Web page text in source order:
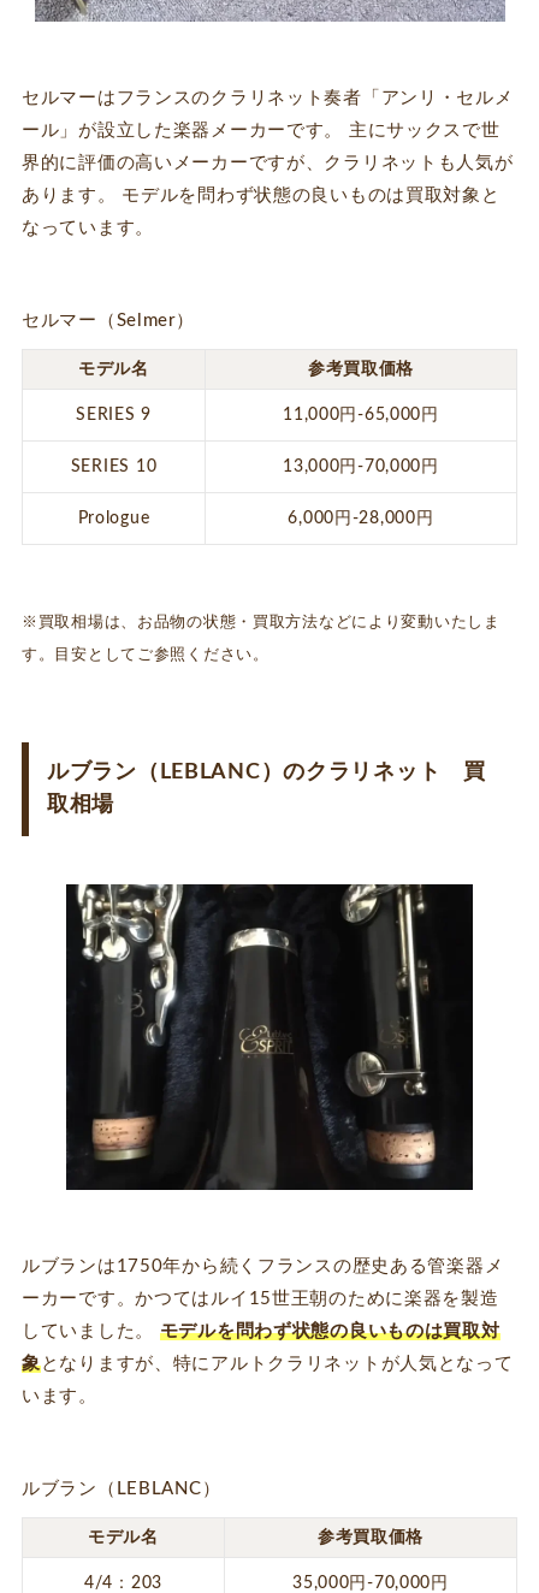
セルマーはフランスのクラリネット奏者「アンリ・セルメ
ール」が設立した楽器メーカーです。 主にサックスで世
界的に評価の高いメーカーですが、クラリネットも人気が
あります。 モデルを問わず状態の良いものは買取対象と
なっています。
セルマー（Selmer）
モデル名 参考買取価格
SERIES 9 11,000円-65,000円
SERIES 10 13,000円-70,000円
Prologue 6,000円-28,000円
※買取相場は、お品物の状態・買取方法などにより変動いたしま
す。目安としてご参照ください。
ルブラン（LEBLANC）のクラリネット 買
取相場
ルブランは1750年から続くフランスの歴史ある管楽器メ
ーカーです。かつてはルイ15世王朝のために楽器を製造
していました。 モデルを問わず状態の良いものは買取対
象となりますが、特にアルトクラリネットが人気となって
います。
ルブラン（LEBLANC）
モデル名 参考買取価格
4/4：203 35,000円-70,000円